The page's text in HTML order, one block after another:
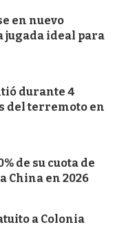
en nuevo
jugada ideal para
durante 4
del terremoto en
de su cuota de
China en 2026
a Colonia